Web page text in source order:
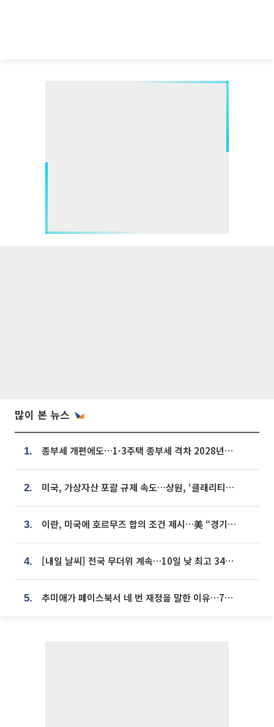
많이 본 뉴스
1. 종부세 개편에도…1·3주택 종부세 격차 2028년부터 확대
2. 미국, 가상자산 포괄 규제 속도…상원, ‘클래리티법’ 9월 절차투표 추진
3. 이란, 미국에 호르무즈 합의 조건 제시…美 “경기 아직 안 끝나” [종합]
4. [내일 날씨] 전국 무더위 계속…10일 낮 최고 34도 육박
5. 추미애가 페이스북서 네 번 재정을 말한 이유…7700억 추경 열쇠는 도의회에